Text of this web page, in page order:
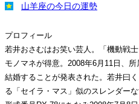
山羊座の今日の運勢
プロフィール
若井おさむはお笑い芸人。「機動戦
モノマネが得意。2008年6月11日、
結婚することが発表された。若井曰
る「セイラ・マス」似のスレンダー